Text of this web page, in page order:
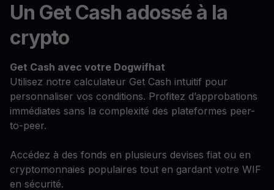
Un Get Cash adossé à la
crypto
Get Cash avec votre Dogwifhat
Utilisez notre calculateur Get Cash intuitif pour
personnaliser vos conditions. Profitez d’approbations
immédiates sans la complexité des plateformes peer-
to-peer.
Accédez à des fonds en plusieurs devises fiat ou en
cryptomonnaies populaires tout en gardant votre WIF
en sécurité.